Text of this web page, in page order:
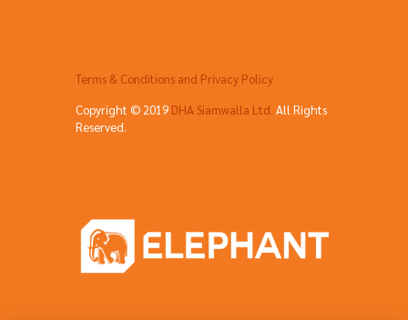
Terms & Conditions and Privacy Policy
Copyright © 2019 DHA Siamwalla Ltd. All Rights
Reserved.